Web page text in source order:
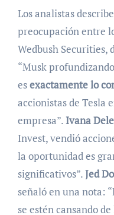
Los analistas
preocupación entre
Wedbush Securities,
“Musk
esexactamente lo
accionistas de Tesla
empresa”.Ivana
Invest, vendió
la oportunidad es
significativos”.Jed
señaló en una nota:
se estén cansando